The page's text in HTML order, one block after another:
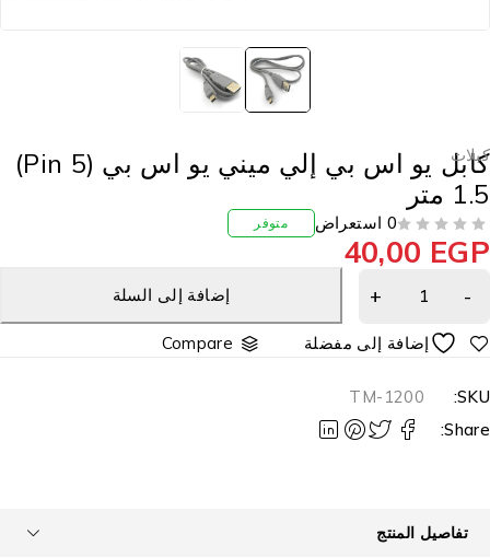
كابل يو اس بي إلي ميني يو اس بي (5 Pin)
متر
0 استعراض متوفر
40,00
إضافة إلى السلة
Compare
TM-1200
تفاصيل المنتج